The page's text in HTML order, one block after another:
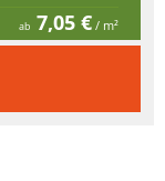
ab 7,05 € / m²